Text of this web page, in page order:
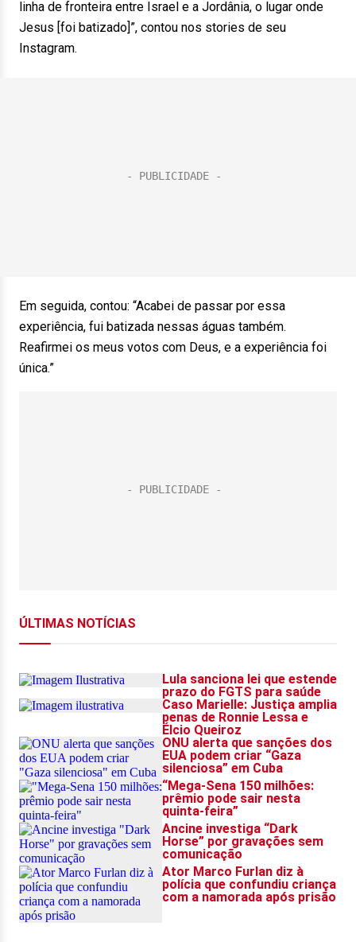
linha de fronteira entre Israel e a Jordânia, o lugar onde
Jesus [foi batizado]”, contou nos stories de seu
Instagram.
Em seguida, contou: “Acabei de passar por essa
experiência, fui batizada nessas águas também.
Reafirmei os meus votos com Deus, e a experiência foi
única.”